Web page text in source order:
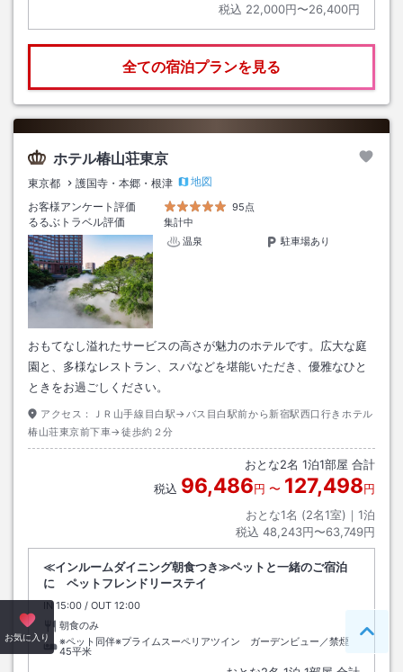
税込 22,000円〜26,400円
全ての宿泊プランを見る
ホテル椿山荘東京
東京都 護国寺・本郷・根津
地図
お客様アンケート評価
95点
るるぶトラベル評価
集計中
温泉
駐車場あり
おもてなし溢れたサービスの高さが魅力のホテルです。広大な庭
園と、多様なレストラン、スパなどを堪能いただき、優雅なひと
ときをお過ごしください。
アクセス：
ＪＲ山手線目白駅→バス目白駅前から新宿駅西口行きホテル
椿山荘東京前下車→徒歩約２分
おとな2名 1泊1部屋 合計
税込 96,486円 〜 127,498円
おとな1名 (2名1室)｜ 1泊
税込 48,243円〜63,749円
≪インルームダイニング朝食つき≫ペットと一緒のご宿泊
に ペットフレンドリーステイ
INチェックイン
15:00 / OUT チェックアウト
12:00
朝食のみ
※ペット同伴※プライムスーペリアツイン ガーデンビュー／禁煙
45平米
お気に入り ペー